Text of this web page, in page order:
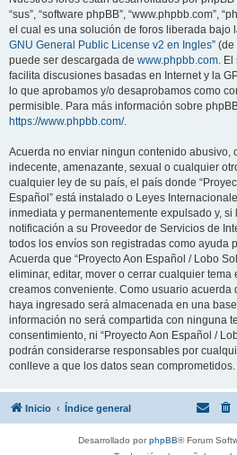
“sus”, “software phpBB”, “www.phpbb.com”,
el cual es una solución de foros liberada bajo
GNU General Public License v2 en Ingles”
puede ser descargada de www.phpbb.com. El
facilita discusiones basadas en Internet y la
lo que aprobamos y/o desaprobamos como
permisible. Para más información sobre
https://www.phpbb.com/.
Acuerda no enviar ningun contenido abusivo,
indecente, amenazante, sexual o cualquier
cualquier ley de su país, el país donde
Español” está instalado o Leyes
inmediata y permanentemente expulsado y, si
notificación a su Proveedor de Servicios de
todos los envíos son registradas como ayuda
Acuerda que “Proyecto Aon Español / Lobo
eliminar, editar, mover o cerrar cualquier
creamos conveniente. Como usuario acuerda
haya ingresado será almacenada en una
información no será compartida con ninguna
consentimiento, ni “Proyecto Aon Español /
podrán considerarse responsables por
conlleve a que los datos sean comprometidos.
Inicio Índice general
Desarrollado porphpBB® Forum